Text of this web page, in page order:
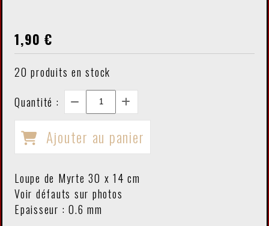
1,90 €
20 produits en stock
Quantité :
Ajouter au panier
Loupe de Myrte 30 x 14 cm
Voir défauts sur photos
Epaisseur : 0.6 mm